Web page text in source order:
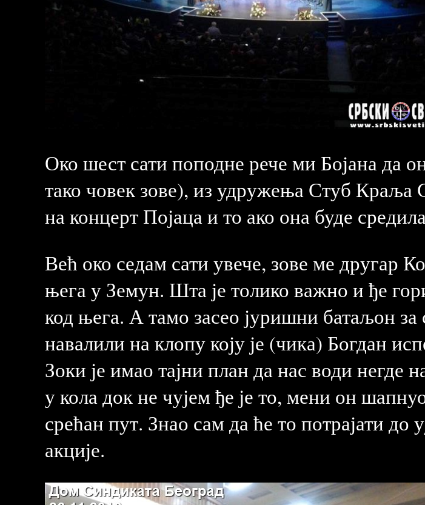
Око шест сати поподне рече ми Бојана да
тако човек зове), из удружења Стуб
на концерт Појаца и то ако она буде
Већ око седам сати увече, зове ме другар
њега у Земун. Шта је толико важно и ђе
код њега. А тамо засео јуришни батаљон
навалили на клопу коју је (чика) Богдан
Зоки је имао тајни план да нас води негде
у кола док не чујем ђе је то, мени он
срећан пут. Знао сам да ће то потрајати до
акције.